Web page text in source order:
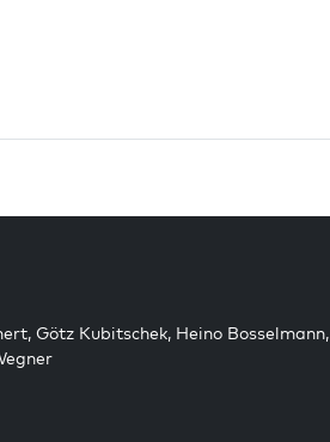
, Götz Kubitschek, Heino Bosselmann,